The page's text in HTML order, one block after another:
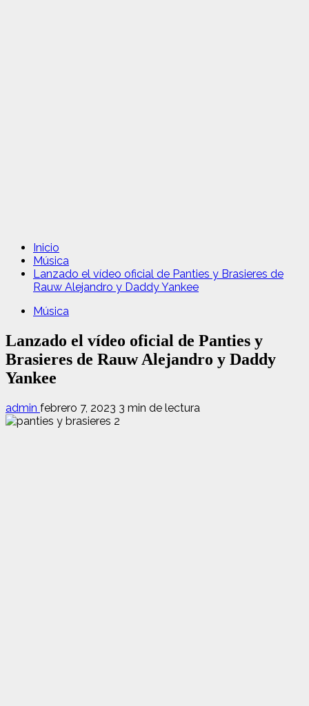
Inicio
Música
Lanzado el vídeo oficial de Panties y Brasieres de
Rauw Alejandro y Daddy Yankee
Música
Lanzado el vídeo oficial de Panties y
Brasieres de Rauw Alejandro y Daddy
Yankee
admin febrero 7, 2023 3 min de lectura